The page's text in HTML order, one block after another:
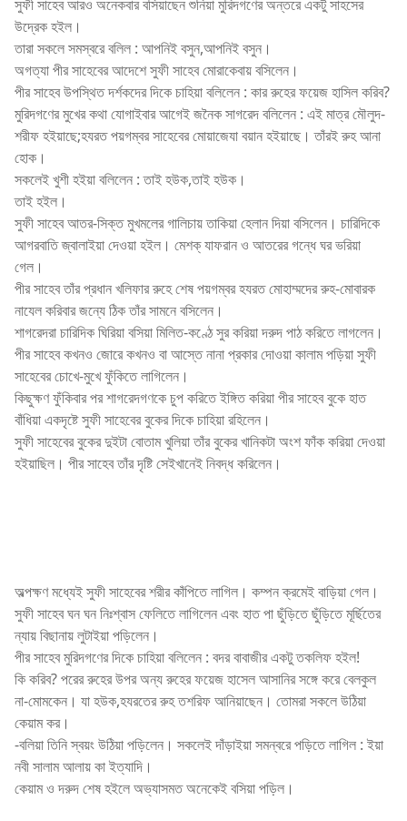
সুফী সাহেব আরও অনেকবার বসিয়াছেন শুনিয়া মুরিদগণের অন্তরে একটু সাহসের
উদ্রেক হইল।
তারা সকলে সমস্বরে বলিল : আপনিই বসুন,আপনিই বসুন।
অগত্যা পীর সাহেবের আদেশে সুফী সাহেব মোরাকেবায় বসিলেন।
পীর সাহেব উপস্থিত দর্শকদের দিকে চাহিয়া বলিলেন : কার রুহের ফয়েজ হাসিল করিব?
মুরিদগণের মুখের কথা যোগাইবার আগেই জনৈক সাগরেদ বলিলেন : এই মাত্র মৌলুদ-
শরীফ হইয়াছে;হযরত পয়গম্বর সাহেবের মোয়াজেযা বয়ান হইয়াছে। তাঁরই রুহ আনা
হোক।
সকলেই খুশী হইয়া বলিলেন : তাই হউক,তাই হউক।
তাই হইল।
সুফী সাহেব আতর-সিক্ত মুখমলের গালিচায় তাকিয়া হেলান দিয়া বসিলেন। চারিদিকে
আগরবাতি জ্বালাইয়া দেওয়া হইল। মেশক্ যাফরান ও আতরের গন্ধে ঘর ভরিয়া
গেল।
পীর সাহেব তাঁর প্রধান খলিফার রুহে শেষ পয়গম্বর হযরত মোহাম্মদের রুহ-মোবারক
নাযেল করিবার জন্যে ঠিক তাঁর সামনে বসিলেন।
শাগরেদরা চারিদিক ঘিরিয়া বসিয়া মিলিত-কণ্ঠে সুর করিয়া দরুদ পাঠ করিতে লাগলেন।
পীর সাহেব কখনও জোরে কখনও বা আস্তে নানা প্রকার দোওয়া কালাম পড়িয়া সুফী
সাহেবের চোখে-মুখে ফুঁকিতে লাগিলেন।
কিছুক্ষণ ফুঁকিবার পর শাগরেদগণকে চুপ করিতে ইঙ্গিত করিয়া পীর সাহেব বুকে হাত
বাঁধিয়া একদৃষ্টে সুফী সাহেবের বুকের দিকে চাহিয়া রহিলেন।
সুফী সাহেবের বুকের দুইটা বোতাম খুলিয়া তাঁর বুকের খানিকটা অংশ ফাঁক করিয়া দেওয়া
হইয়াছিল। পীর সাহেব তাঁর দৃষ্টি সেইখানেই নিবদ্ধ করিলেন।
অল্পক্ষণ মধ্যেই সুফী সাহেবের শরীর কাঁপিতে লাগিল। কম্পন ক্রমেই বাড়িয়া গেল।
সুফী সাহেব ঘন ঘন নিঃশ্বাস ফেলিতে লাগিলেন এবং হাত পা ছুঁড়িতে ছুঁড়িতে মূর্ছিতের
ন্যায় বিছানায় লুটাইয়া পড়িলেন।
পীর সাহেব মুরিদগণের দিকে চাহিয়া বলিলেন : বদর বাবাজীর একটু তকলিফ হইল!
কি করিব? পরের রুহের উপর অন্য রুহের ফয়েজ হাসেল আসানির সঙ্গে করে বেলকুল
না-মোমকেন। যা হউক,হযরতের রুহ তশরিফ আনিয়াছেন। তোমরা সকলে উঠিয়া
কেয়াম কর।
-বলিয়া তিনি স্বয়ং উঠিয়া পড়িলেন। সকলেই দাঁড়াইয়া সমন্বরে পড়িতে লাগিল : ইয়া
নবী সালাম আলায় কা ইত্যাদি।
কেয়াম ও দরুদ শেষ হইলে অভ্যাসমত অনেকেই বসিয়া পড়িল।